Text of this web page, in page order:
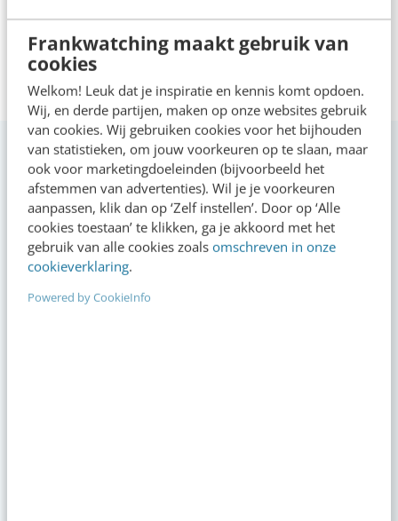
Frankwatching maakt gebruik van
cookies
Welkom! Leuk dat je inspiratie en kennis komt opdoen.
Wij, en derde partijen, maken op onze websites gebruik
van cookies. Wij gebruiken cookies voor het bijhouden
van statistieken, om jouw voorkeuren op te slaan, maar
ook voor marketingdoeleinden (bijvoorbeeld het
afstemmen van advertenties). Wil je je voorkeuren
aanpassen, klik dan op ‘Zelf instellen’. Door op ‘Alle
cookies toestaan’ te klikken, ga je akkoord met het
gebruik van alle cookies zoals omschreven in onze
cookieverklaring.
Powered by CookieInfo
VIDEO SHORTS
Bekijk de korte video's
00:00